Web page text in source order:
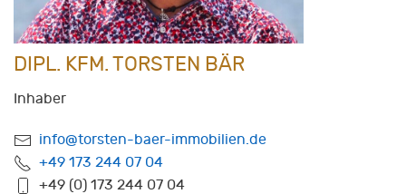
DIPL. KFM. TORSTEN BÄR
Inhaber
info@torsten-baer-immobilien.de
+49 173 244 07 04
+49 (0) 173 244 07 04